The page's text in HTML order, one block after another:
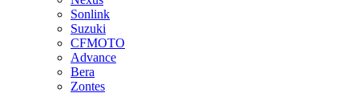
Sonlink
Suzuki
CFMOTO
Advance
Bera
Zontes